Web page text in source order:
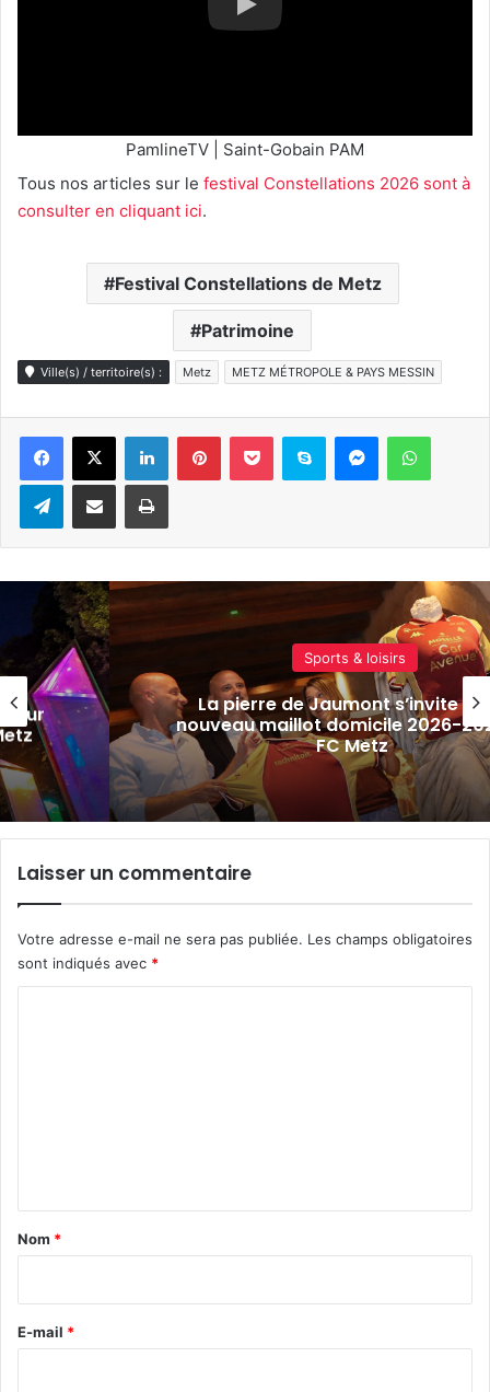
PamlineTV | Saint-Gobain PAM
Tous nos articles sur le festival Constellations 2026 sont à
consulter en cliquant ici.
Festival Constellations de Metz
Patrimoine
Ville(s) / territoire(s) : Metz METZ MÉTROPOLE & PAYS MESSIN
LinkedinPinterestPocket Skype Messenger
TelegramPartager par e-mail Imprimer
du
Culture & spectacles
Metz : la statue de La Fayette se
une beauté
Laisser un commentaire
Votre adresse e-mail ne sera pas publiée. Les champs obligatoires
sont indiqués avec *
a
e
Nom *
E-mail *